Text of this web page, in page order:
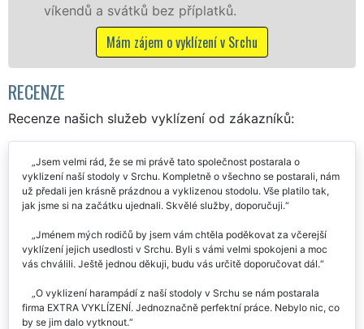
svátků bez příplatků.
Mám zájem o vyklízení v Srchu
RECENZE
Recenze našich služeb vyklízení od zákazníků:
Jsem velmi rád, že se mi právě tato společnost postarala o
vyklizení naší stodoly v Srchu. Kompletně o všechno se postarali, nám
už předali jen krásně prázdnou a vyklizenou stodolu. Vše platilo tak,
jak jsme si na začátku ujednali. Skvělé služby, doporučuji.
Jménem mých rodičů by jsem vám chtěla poděkovat za včerejší
vyklízení jejich usedlosti v Srchu. Byli s vámi velmi spokojeni a moc
vás chválili. Ještě jednou děkuji, budu vás určitě doporučovat dál.
O vyklizení harampádí z naší stodoly v Srchu se nám postarala
firma EXTRA VYKLÍZENÍ. Jednoznačně perfektní práce. Nebylo nic, co
by se jim dalo vytknout.